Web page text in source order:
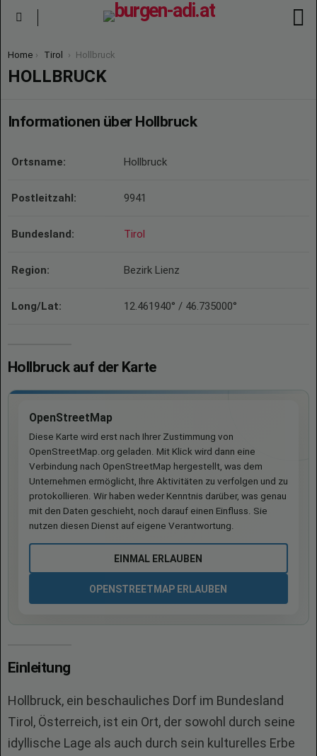
You are here:
Home Tirol Hollbruck
HOLLBRUCK
Informationen über Hollbruck
Ortsname: Hollbruck
Postleitzahl: 9941
Bundesland: Tirol
Region: Bezirk Lienz
Long/Lat: 12.461940° / 46.735000°
Hollbruck auf der Karte
OpenStreetMap
Diese Karte wird erst nach Ihrer Zustimmung von
OpenStreetMap.org geladen. Mit Klick wird dann eine
Verbindung nach OpenStreetMap hergestellt, was dem
Unternehmen ermöglicht, Ihre Aktivitäten zu verfolgen und zu
protokollieren. Wir haben weder Kenntnis darüber, was genau
mit den Daten geschieht, noch darauf einen Einfluss. Sie
nutzen diesen Dienst auf eigene Verantwortung.
EINMAL ERLAUBEN
OPENSTREETMAP ERLAUBEN
Einleitung
Hollbruck, ein beschauliches Dorf im Bundesland
Tirol, Österreich, ist ein Ort, der sowohl durch seine
idyllische Lage als auch durch sein kulturelles Erbe